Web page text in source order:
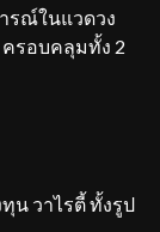
รณ์ในแวดวง
รอบคลุมทั้ง 2
น วาไรตี้ ทั้งรูป